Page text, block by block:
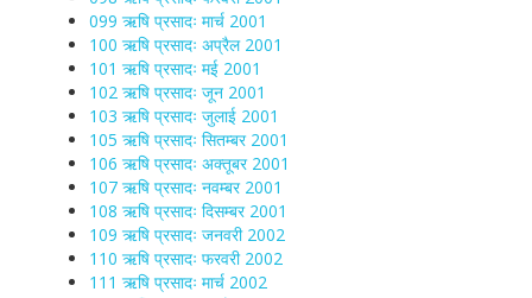
099 ऋषि प्रसादः मार्च 2001
100 ऋषि प्रसादः अप्रैल 2001
101 ऋषि प्रसादः मई 2001
102 ऋषि प्रसादः जून 2001
103 ऋषि प्रसादः जुलाई 2001
105 ऋषि प्रसादः सितम्बर 2001
106 ऋषि प्रसादः अक्तूबर 2001
107 ऋषि प्रसादः नवम्बर 2001
108 ऋषि प्रसादः दिसम्बर 2001
109 ऋषि प्रसादः जनवरी 2002
110 ऋषि प्रसादः फरवरी 2002
111 ऋषि प्रसादः मार्च 2002